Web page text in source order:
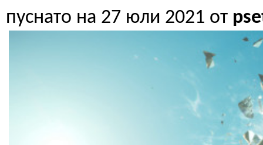
пуснато на 27 юли 2021 от